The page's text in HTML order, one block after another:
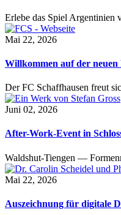
Erlebe das Spiel
Mai 22, 2026
Willkommen auf der neuen
Der FC Schaffhausen freut
Juni 02, 2026
After-Work-Event in
Waldshut-Tiengen —
Mai 22, 2026
Auszeichnung für digitale